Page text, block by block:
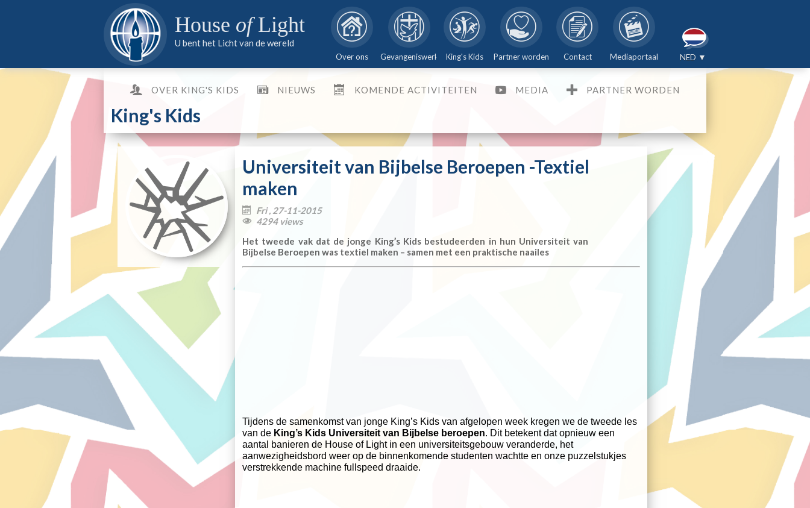
House ofLight
U bent het Licht van de wereld
NED ▼
Over ons Gevangeniswerk King's Kids Partner worden Contact Mediaportaal
Doneer
aan het House of Light via
directe overboeking of
Doneer
aan het House of Light via
directe overboeking of
PARTNER WORDEN
Doneer
aan het House of Light via
directe overboeking of
OVER KING'S KIDS NIEUWS KOMENDE ACTIVITEITEN MEDIA PARTNER WORDEN
King's Kids
Universiteit van Bijbelse Beroepen -Textiel
maken
 Fri , 27-11-2015
 4294 views
Het tweede vak dat de jonge King’s Kids bestudeerden in hun Universiteit van
Bijbelse Beroepen was textiel maken – samen met een praktische naailes
Tijdens de samenkomst van jonge King’s Kids van afgelopen week kregen we de tweede les
van de King’s Kids Universiteit van Bijbelse beroepen. Dit betekent dat opnieuw een
aantal banieren de House of Light in een universiteitsgebouw veranderde, het
aanwezigheidsbord weer op de binnenkomende studenten wachtte en onze puzzelstukjes
verstrekkende machine fullspeed draaide.